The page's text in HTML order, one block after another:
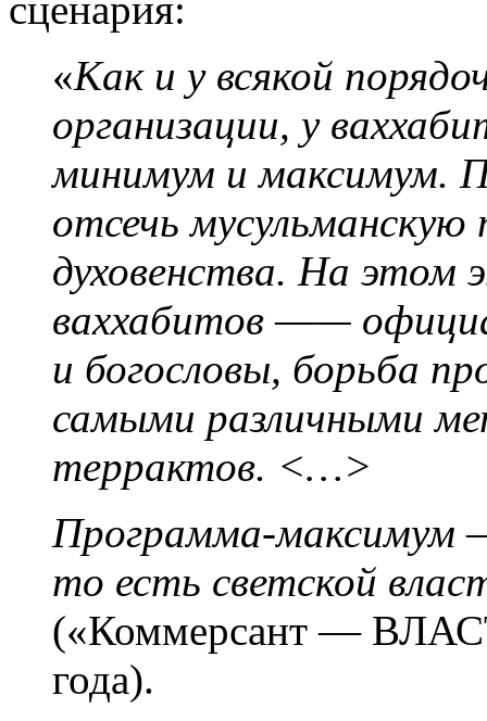
сценария:
«Как и у всякой
организации, у
минимум и максимум.
отсечь
духовенства. На этом
ваххабитов ——
и богословы, борьба
самыми различными
террактов. <…>
Программа-максимум
то есть светской
(«Коммерсант —
года).